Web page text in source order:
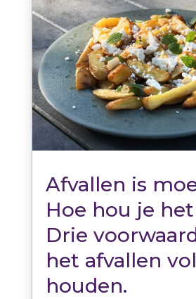
Afvallen is
Hoe hou je
Drie
het afvallen
houden.